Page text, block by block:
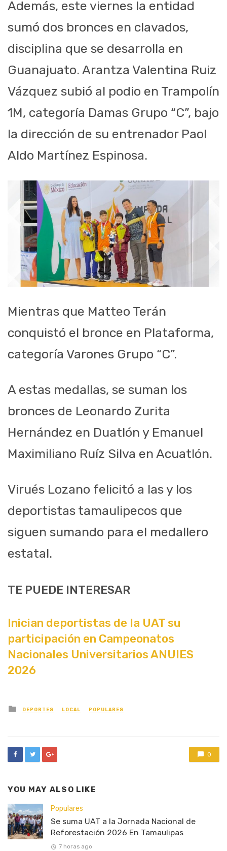
Además, este viernes la entidad
sumó dos bronces en clavados,
disciplina que se desarrolla en
Guanajuato. Arantza Valentina Ruiz
Vázquez subió al podio en Trampolín
1M, categoría Damas Grupo “C”, bajo
la dirección de su entrenador Paol
Aldo Martínez Espinosa.
Mientras que Matteo Terán
conquistó el bronce en Plataforma,
categoría Varones Grupo “C”.
A estas medallas, se suman los
bronces de Leonardo Zurita
Hernández en Duatlón y Emanuel
Maximiliano Ruíz Silva en Acuatlón.
Virués Lozano felicitó a las y los
deportistas tamaulipecos que
siguen sumando para el medallero
estatal.
TE PUEDE INTERESAR
Inician deportistas de la UAT su
participación en Campeonatos
Nacionales Universitarios ANUIES
2026
Posted
in
DEPORTES LOCAL POPULARES
0
YOU MAY ALSO LIKE
Populares
Se suma UAT a la Jornada Nacional de
Reforestación 2026 En Tamaulipas
7 horas ago